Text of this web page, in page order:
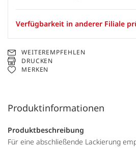
Verfügbarkeit in anderer Filiale
WEITEREMPFEHLEN
DRUCKEN
MERKEN
Produktinformationen
Produktbeschreibung
Für eine abschließende Lackierung